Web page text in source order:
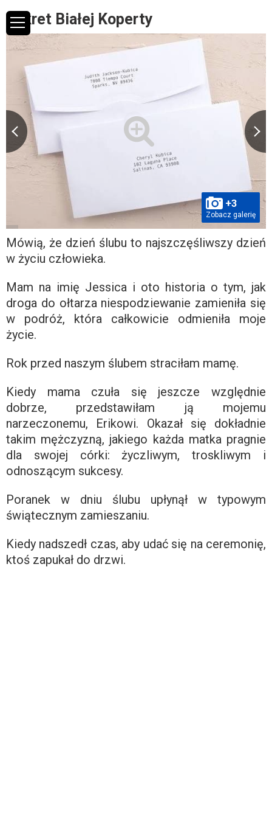
Sekret Białej Koperty
+3
Zobacz galerię
Mówią, że dzień ślubu to najszczęśliwszy dzień
w życiu człowieka.
Mam na imię Jessica i oto historia o tym, jak
droga do ołtarza niespodziewanie zamieniła się
w podróż, która całkowicie odmieniła moje
życie.
Rok przed naszym ślubem straciłam mamę.
Kiedy mama czuła się jeszcze względnie
dobrze, przedstawiłam ją mojemu
narzeczonemu, Erikowi. Okazał się dokładnie
takim mężczyzną, jakiego każda matka pragnie
dla swojej córki: życzliwym, troskliwym i
odnoszącym sukcesy.
Poranek w dniu ślubu upłynął w typowym
świątecznym zamieszaniu.
Kiedy nadszedł czas, aby udać się na ceremonię,
ktoś zapukał do drzwi.